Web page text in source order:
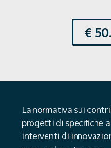
€
La normativa sui
progetti di speciﬁche
interventi di